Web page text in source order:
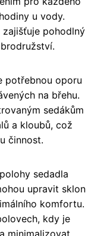
u vody.
pohodlný
potřebnou oporu
na břehu.
sedákům
a kloubů, což
činnost.
sedadla
upravit sklon
komfortu.
kdy je
minimalizovat